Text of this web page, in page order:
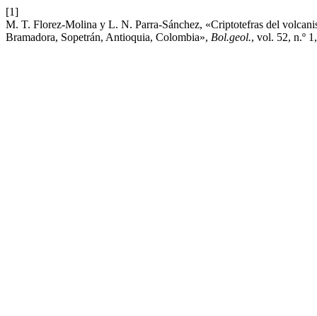
[1]
M. T. Florez-Molina y L. N. Parra-Sánchez, «Criptotefras del
Bramadora, Sopetrán, Antioquia, Colombia», Bol.geol., vol. 52, n.º